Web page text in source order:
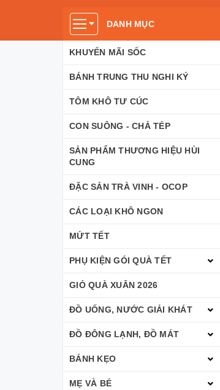
DANH MỤC
KHUYẾN MÃI SỐC
BÁNH TRUNG THU NGHI KÝ
TÔM KHÔ TƯ CÚC
CON SUÔNG - CHẢ TÉP
SẢN PHẨM THƯƠNG HIỆU HÙI
CUNG
ĐẶC SẢN TRÀ VINH - OCOP
CÁC LOẠI KHÔ NGON
MỨT TẾT
PHỤ KIỆN GÓI QUÀ TẾT
GIỎ QUÀ XUÂN 2026
ĐỒ UỐNG, NƯỚC GIẢI KHÁT
ĐỒ ĐÔNG LẠNH, ĐỒ MÁT
BÁNH KẸO
MẸ VÀ BÉ